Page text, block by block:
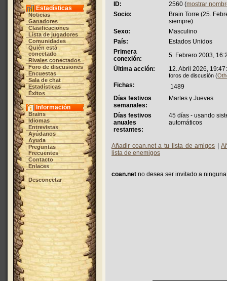
Estadísticas
Noticias
Ganadores
Clasificaciones
Lista de jugadores
Comunidades
Quién está
conectado
Rivales conectados
Foro de discusiones
Encuestas
Sala de chat
Estadísticas
Éxitos
Información
Brains
Idiomas
Entrevistas
Ayúdanos
Ayuda
Preguntas
Frecuentes
Contacto
Enlaces
Desconectar
ID: 2560 (mostrar
Socio:
Brain Torre (25.
siempre)
Sexo:
Masculino
País:
Estados Unidos
Primera
conexión:
5. Febrero 2003,
Última acción:
12. Abril 2026,
foros de discusión (
Fichas:
1489
Días festivos
semanales:
Martes y Jueves
Días festivos
anuales
restantes:
45 días - usando
automáticos
Añadir coan.net a tu lista de amigos
lista de enemigos
coan.net no desea ser invitado a